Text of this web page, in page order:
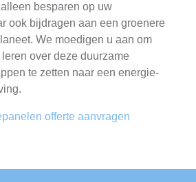
besparen op uw
ook bijdragen aan een groenere
We moedigen u aan om
over deze duurzame
te zetten naar een energie-
offerte aanvragen